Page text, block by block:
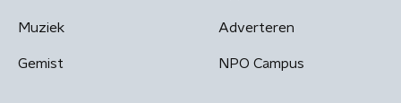
Muziek
Gemist
Adverteren
NPO Campus